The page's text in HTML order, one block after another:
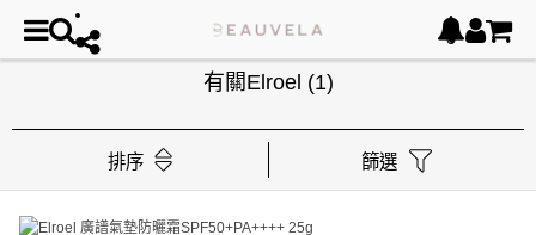
有關Elroel (1)
排序 篩選